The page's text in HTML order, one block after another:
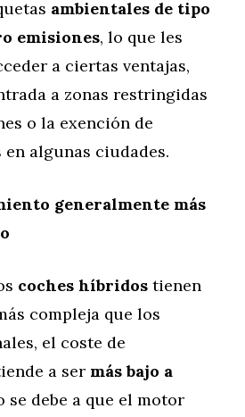
ambientales de tipo
emisiones, lo que les
a ciertas ventajas,
a zonas restringidas
o la exención de
algunas ciudades.
generalmente más
coches híbridos tienen
compleja que los
el coste de
a ser más bajo a
se debe a que el motor